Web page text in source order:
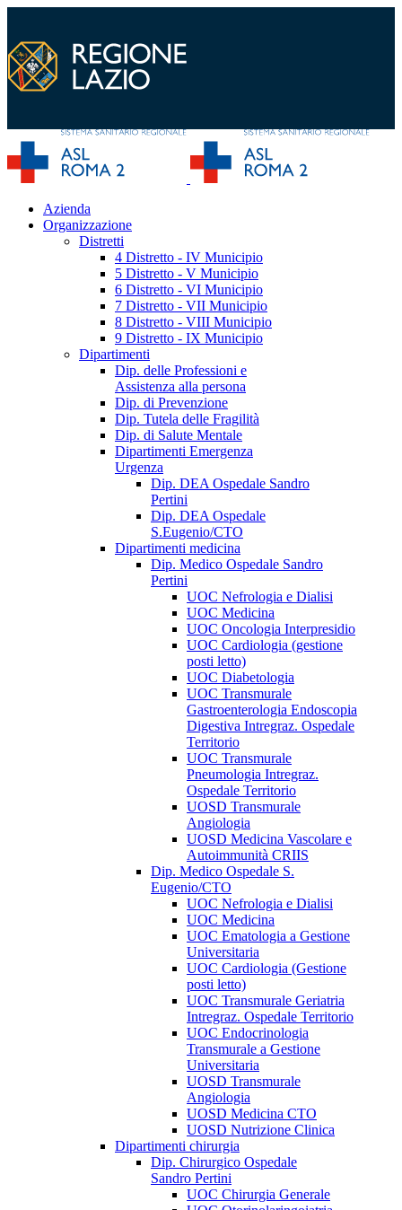
Azienda
Organizzazione
Distretti
4 Distretto - IV Municipio
5 Distretto - V Municipio
6 Distretto - VI Municipio
7 Distretto - VII Municipio
8 Distretto - VIII Municipio
9 Distretto - IX Municipio
Dipartimenti
Dip. delle Professioni e
Assistenza alla persona
Dip. di Prevenzione
Dip. Tutela delle Fragilità
Dip. di Salute Mentale
Dipartimenti Emergenza
Urgenza
Dip. DEA Ospedale Sandro
Pertini
Dip. DEA Ospedale
S.Eugenio/CTO
Dipartimenti medicina
Dip. Medico Ospedale Sandro
Pertini
UOC Nefrologia e Dialisi
UOC Medicina
UOC Oncologia Interpresidio
UOC Cardiologia (gestione
posti letto)
UOC Diabetologia
UOC Transmurale
Gastroenterologia Endoscopia
Digestiva Intregraz. Ospedale
Territorio
UOC Transmurale
Pneumologia Intregraz.
Ospedale Territorio
UOSD Transmurale
Angiologia
UOSD Medicina Vascolare e
Autoimmunità CRIIS
Dip. Medico Ospedale S.
Eugenio/CTO
UOC Nefrologia e Dialisi
UOC Medicina
UOC Ematologia a Gestione
Universitaria
UOC Cardiologia (Gestione
posti letto)
UOC Transmurale Geriatria
Intregraz. Ospedale Territorio
UOC Endocrinologia
Transmurale a Gestione
Universitaria
UOSD Transmurale
Angiologia
UOSD Medicina CTO
UOSD Nutrizione Clinica
Dipartimenti chirurgia
Dip. Chirurgico Ospedale
Sandro Pertini
UOC Chirurgia Generale